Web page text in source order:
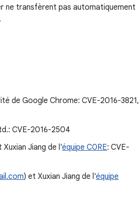
ne transfèrent pas automatiquement
de Google Chrome: CVE-2016-3821,
CVE-2016-2504
Xuxian Jiang de l'équipe C0RE: CVE-
) et Xuxian Jiang de l'équipe